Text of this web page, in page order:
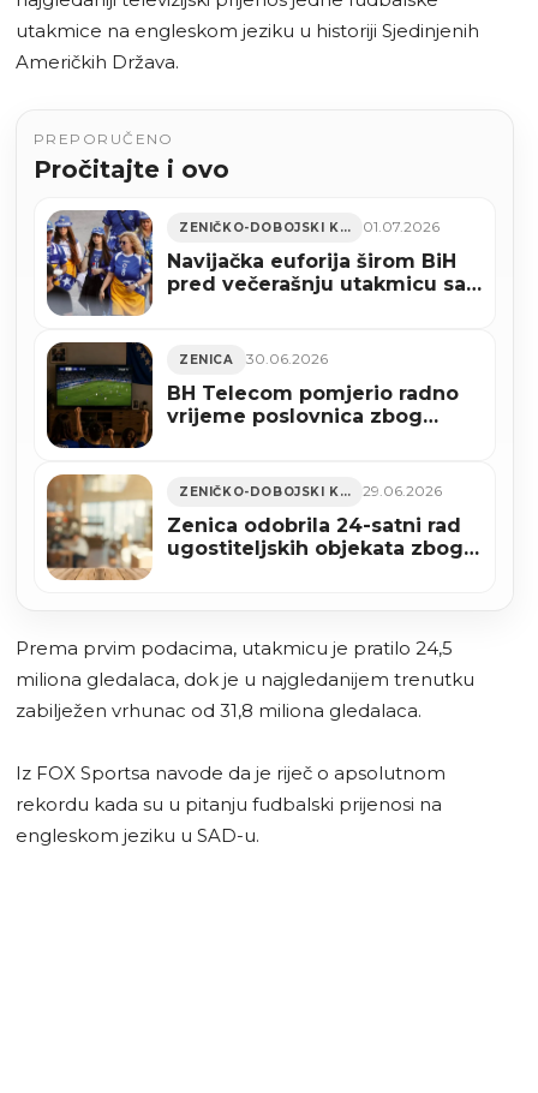
utakmice na engleskom jeziku u historiji Sjedinjenih
Američkih Država.
PREPORUČENO
Pročitajte i ovo
ZENIČKO-DOBOJSKI KANTON 01.07.2026
Navijačka euforija širom BiH
pred večerašnju utakmicu sa
ZENICA 30.06.2026
BH Telecom pomjerio radno
vrijeme poslovnica zbog
ZENIČKO-DOBOJSKI KANTON 29.06.2026
Zenica odobrila 24-satni rad
ugostiteljskih objekata zbog
Prema prvim podacima, utakmicu je pratilo 24,5
miliona gledalaca, dok je u najgledanijem trenutku
zabilježen vrhunac od 31,8 miliona gledalaca.
Iz FOX Sportsa navode da je riječ o apsolutnom
rekordu kada su u pitanju fudbalski prijenosi na
engleskom jeziku u SAD-u.